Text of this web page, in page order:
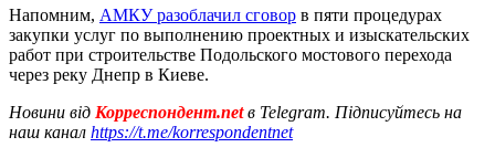
Напомним, АМКУ разоблачил сговор в пяти процедурах
закупки услуг по выполнению проектных и изыскательских
работ при строительстве Подольского мостового перехода
через реку Днепр в Киеве.
Новини від Корреспондент.netв Telegram. Підписуйтесь на
наш канал https://t.me/korrespondentnet